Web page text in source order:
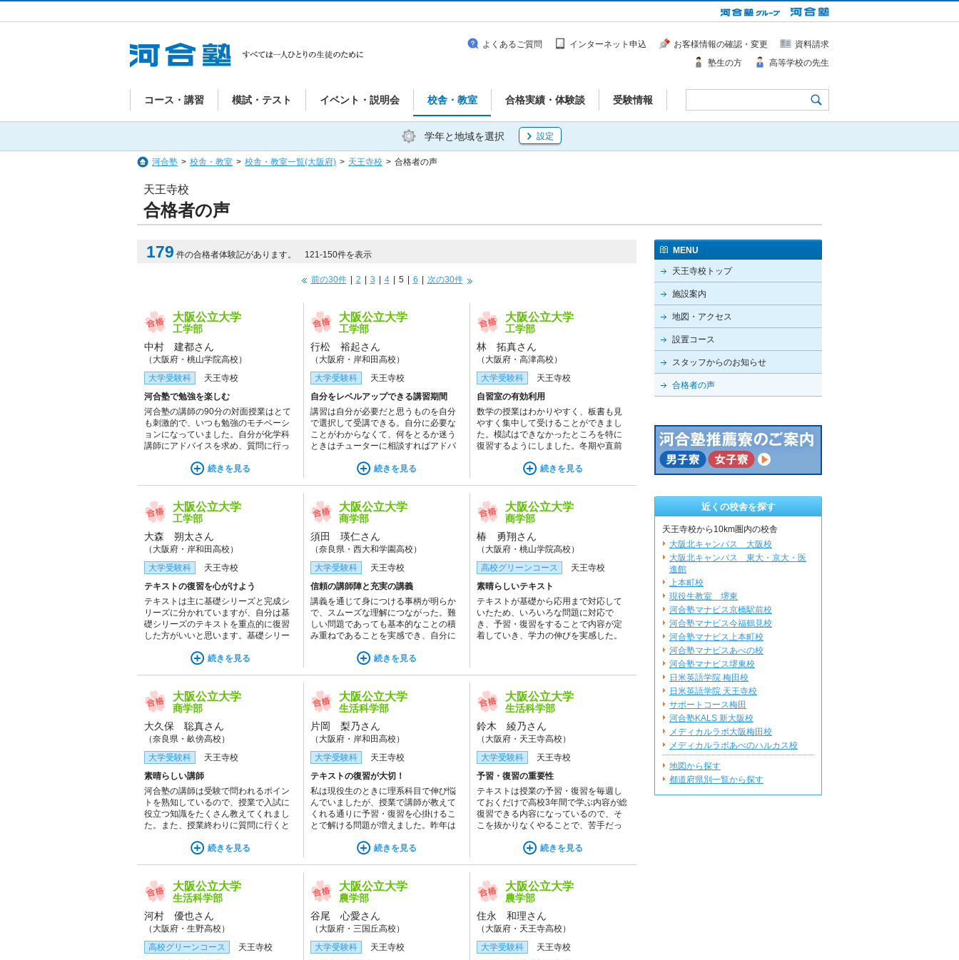
コース・講習 模試・テスト イベント・説明会 校舎・教室 合格実績・体験談 受験情報
よくあるご質問 インターネット申込 お客様情報の確認・変更
資料請求
塾生の方
高等学校の先生
学年と地域を選択 設定
河合塾 > 校舎・教室 > 校舎・教室一覧(大阪府) > 天王寺校 > 合格者の声
合格者の声
天王寺校
179 件の合格者体験記があります。 121-150件を表示
前の30件 2 3 4 5 6 次の30件
大阪公立大学
工学部
中村 建都さん
（大阪府・桃山学院高校）
大学受験科
天王寺校
河合塾で勉強を楽しむ
河合塾の講師の90分の対面授業はとて
も刺激的で、いつも勉強のモチベーシ
ョンになっていました。自分が化学科
講師にアドバイスを求め、質問に行っ
ぴったりな提案をしてもらえて、学力
続きを見る
大阪公立大学
工学部
行松 裕起さん
（大阪府・岸和田高校）
大学受験科
天王寺校
自分をレベルアップできる講習期間
講習は自分が必要だと思うものを自分
で選択して受講できる。自分に必要な
ことがわからなくて、何をとるか迷う
ときはチューターに相談すればアドバ
タリの学習計画を立てることができ
続きを見る
大阪公立大学
工学部
林 拓真さん
（大阪府・高津高校）
大学受験科
天王寺校
自習室の有効利用
数学の授業はわかりやすく、板書も見
やすく集中して受けることができまし
た。模試はできなかったところを特に
復習するようにしました。冬期や直前
過去問題を河合塾の自習室で多く解き
続きを見る
大阪公立大学
工学部
大森 朔太さん
（大阪府・岸和田高校）
大学受験科
天王寺校
テキストの復習を心がけよう
テキストは主に基礎シリーズと完成シ
リーズに分かれていますが、自分は基
礎シリーズのテキストを重点的に復習
した方がいいと思います。基礎シリー
基礎がつまっており、定着させると秋
予習のときによく思考すると後に成績
の伸びを実感できます。
続きを見る
大阪公立大学
商学部
須田 瑛仁さん
（奈良県・西大和学園高校）
大学受験科
天王寺校
信頼の講師陣と充実の講義
講義を通じて身につける事柄が明らか
で、スムーズな理解につながった。難
しい問題であっても基本的なことの積
み重ねであることを実感でき、自分に
そして何より、これらに通底している
であることは強調しておきたい。
続きを見る
大阪公立大学
商学部
椿 勇翔さん
（大阪府・桃山学院高校）
高校グリーンコース
天王寺校
素晴らしいテキスト
テキストが基礎から応用まで対応して
いたため、いろいろな問題に対応で
き、予習・復習をすることで内容が定
着していき、学力の伸びを実感した。
大阪公立大学
商学部
大久保 聡真さん
（奈良県・畝傍高校）
大学受験科
天王寺校
素晴らしい講師
河合塾の講師は受験で問われるポイン
トを熟知しているので、授業で入試に
役立つ知識をたくさん教えてくれまし
た。また、授業終わりに質問に行くと
かったです。
続きを見る
大阪公立大学
生活科学部
片岡 梨乃さん
（大阪府・岸和田高校）
大学受験科
天王寺校
テキストの復習が大切！
私は現役生のときに理系科目で伸び悩
んでいましたが、授業で講師が教えて
くれる通りに予習・復習を心掛けるこ
とで解ける問題が増えました。昨年は
と不安に思いながら勉強していました
てくださったおかげで、信じて進むこ
とができました。
続きを見る
大阪公立大学
生活科学部
鈴木 綾乃さん
（大阪府・天王寺高校）
大学受験科
天王寺校
予習・復習の重要性
テキストは授業の予習・復習を毎週し
ておくだけで高校3年間で学ぶ内容が総
復習できる内容になっているので、そ
こを抜かりなくやることで、苦手だっ
10以上も上がりました。
続きを見る
大阪公立大学
生活科学部
河村 優也さん
（大阪府・生野高校）
高校グリーンコース
天王寺校
大阪公立大学
農学部
谷尾 心愛さん
（大阪府・三国丘高校）
大学受験科
天王寺校
大阪公立大学
農学部
住永 和理さん
（大阪府・天王寺高校）
大学受験科
天王寺校
MENU
天王寺校トップ
施設案内
地図・アクセス
設置コース
スタッフからのお知らせ
合格者の声
近くの校舎を探す
天王寺校から10km圏内の校舎
大阪北キャンパス 大阪校
大阪北キャンパス 東大・京大・医
進館
上本町校
現役生教室 堺東
河合塾マナビス京橋駅前校
河合塾マナビス今福鶴見校
河合塾マナビス上本町校
河合塾マナビスあべの校
河合塾マナビス堺東校
日米英語学院 梅田校
日米英語学院 天王寺校
サポートコース梅田
河合塾KALS 新大阪校
メディカルラボ大阪梅田校
メディカルラボあべのハルカス校
地図から探す
都道府県別一覧から探す